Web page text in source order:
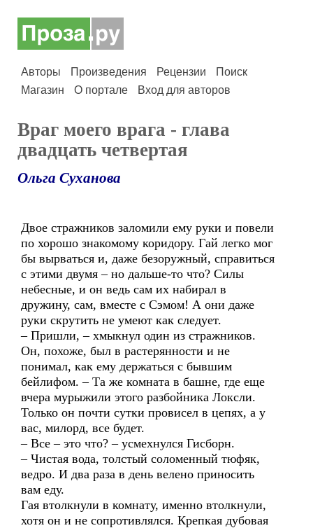
Авторы Произведения Рецензии
Поиск
Магазин
О портале Вход для авторов
Враг моего врага - глава
двадцать четвертая
Ольга Суханова
Двое стражников заломили ему руки и повели
по хорошо знакомому коридору. Гай легко мог
бы вырваться и, даже безоружный, справиться
с этими двумя – но дальше-то что? Силы
небесные, и он ведь сам их набирал в
дружину, сам, вместе с Сэмом! А они даже
руки скрутить не умеют как следует.
– Пришли, – хмыкнул один из стражников.
Он, похоже, был в растерянности и не
понимал, как ему держаться с бывшим
бейлифом. – Та же комната в башне, где еще
вчера мурыжили этого разбойника Локсли.
Только он почти сутки провисел в цепях, а у
вас, милорд, все будет.
– Все – это что? – усмехнулся Гисборн.
– Чистая вода, толстый соломенный тюфяк,
ведро. И два раза в день велено приносить
вам еду.
Гая втолкнули в комнату, именно втолкнули,
хотя он и не сопротивлялся. Крепкая дубовая